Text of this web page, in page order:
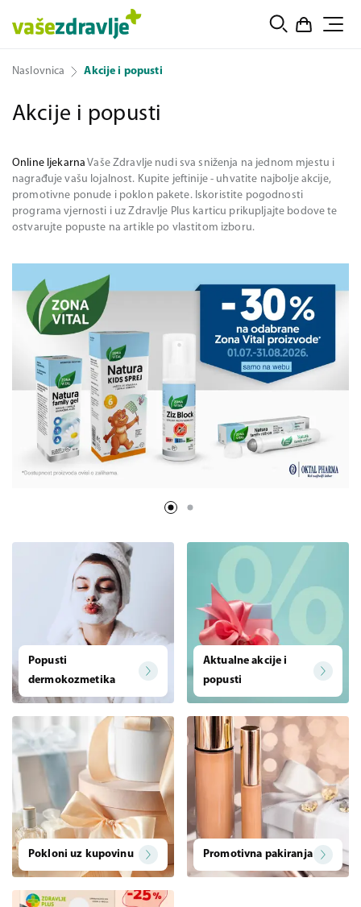
Naslovnica Akcije i popusti
Akcije i popusti
Online ljekarna Vaše Zdravlje nudi sva sniženja na jednom mjestu i
nagrađuje vašu lojalnost. Kupite jeftinije - uhvatite najbolje akcije,
promotivne ponude i poklon pakete. Iskoristite pogodnosti
programa vjernosti i uz Zdravlje Plus karticu prikupljajte bodove te
ostvarujte popuste na artikle po vlastitom izboru.
Popusti
dermokozmetika
Aktualne akcije i
popusti
Pokloni uz kupovinu Promotivna pakiranja